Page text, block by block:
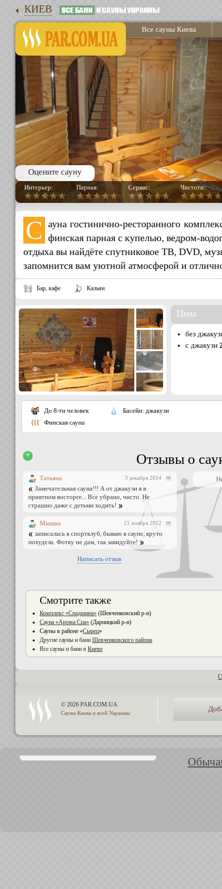
КИЕВ
Все сауны Киева
Оцените сауну
Интерьер: Парная: Сервис: Чистота:
С ауна гостинично-ресторанного
финская парная с купелью, ведром-
отдыха вы найдёте спутниковое ТВ, DVD,
запомнится вам уютной атмосферой и
Бар, кафе Кальян
Цена
без
с джакузи
До 8-ти человек
Финская сауна
Басейн: джакузи
+ Отзывы о
3 декабря 2014
Татьяна
Замечательная сауна!!! А от джакузи я в
приятном восторге... Все убрано, чисто. Не
страшно даже с детьми ходить!
21 ноября 2012
Мышка
записалась в спортклуб, бываю в сауне, круто
похудела. Фотку не дам, так завидуйте!
Написать отзыв
Смотрите также
Комплекс «Спадщина» (Шевченковский р-н)
Сауна «Арома Спа» (Дарницкий р-н)
Сауны в районе «Сырец»
Другие сауны и бани Шевченковского района
Все сауны и бани в Киеве
© 2026 PAR.COM.UA
Сауны Киева и всей Украины